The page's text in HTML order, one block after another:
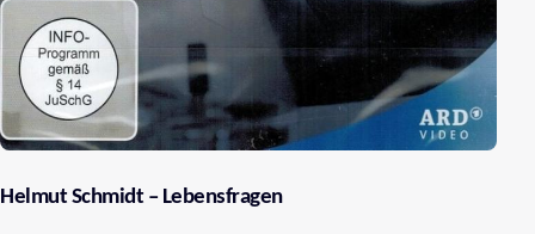
Helmut Schmidt – Lebensfragen